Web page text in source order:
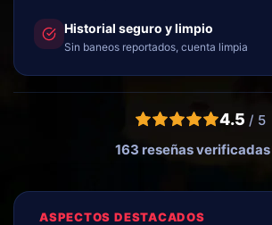
Historial seguro y limpio
Sin baneos reportados, cuenta limpia
4.5 / 5
163 reseñas verificadas
ASPECTOS DESTACADOS